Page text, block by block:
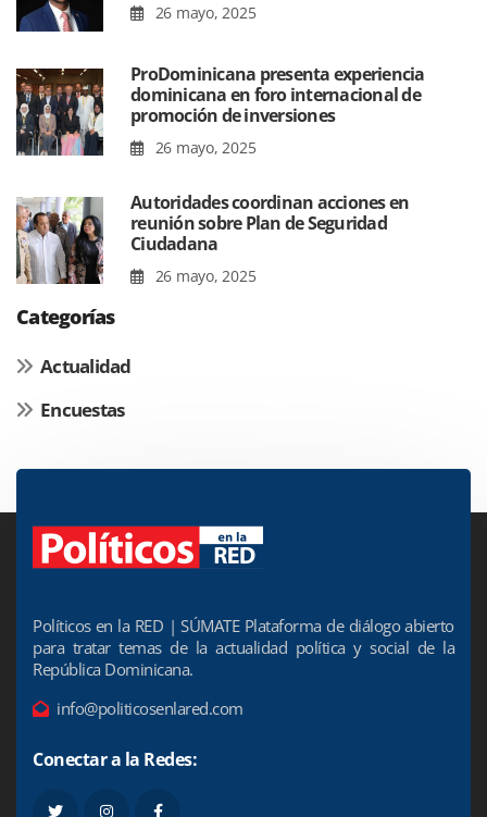
26 mayo, 2025
ProDominicana presenta experiencia
dominicana en foro internacional de
promoción de inversiones
26 mayo, 2025
Autoridades coordinan acciones en
reunión sobre Plan de Seguridad
Ciudadana
26 mayo, 2025
Categorías
Actualidad
Encuestas
Políticos en la RED | SÚMATE Plataforma de diálogo abierto
para tratar temas de la actualidad política y social de la
República Dominicana.
info@politicosenlared.com
Conectar a la Redes: